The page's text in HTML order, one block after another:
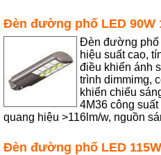
Đèn đường phố LED 90W
Đèn đường phố
hiệu suất cao,
điều khiển ánh
trình dimmimg,
khiển chiếu
4M36 công suất
quang hiệu >116lm/w, nguồn
Đèn đường phố LED